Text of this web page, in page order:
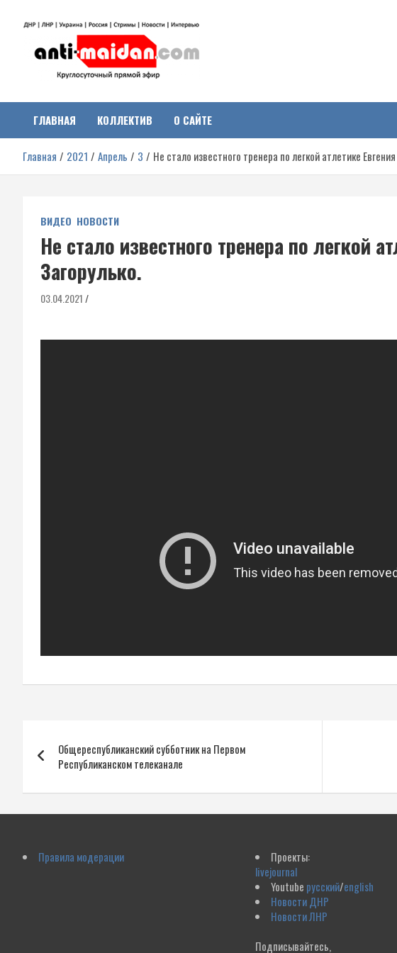
Антимайдан:
Гражданская война на
Украине
о гражданской войне на Украине, включая события в Новороссии,
ДНР, ЛНР и других регионах.
ГЛАВНАЯ КОЛЛЕКТИВ О САЙТЕ
Главная 2021 Апрель 3 Не стало известного тренера по легкой атлетике
ВИДЕО НОВОСТИ
Не стало известного тренера по легкой
Загорулько.
03.04.2021
по
записям
Общереспубликанский субботник на Первом
Республиканском телеканале
Правила модерации
Проекты:
livejournal
Youtube русский/english
Новости ДНР
Новости ЛНР
Подписывайтесь,